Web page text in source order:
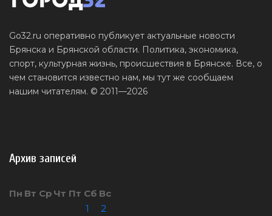
Go32.ru оперативно публикует актуальные новости
Брянска и Брянской области. Политика, экономика,
спорт, культурная жизнь, происшествия в Брянске. Все, о
чем становится известно нам, мы тут же сообщаем
нашим читателям. © 2011—2026
Архив записей
Пн Вт Ср Чт Пт Сб Вс
1
2